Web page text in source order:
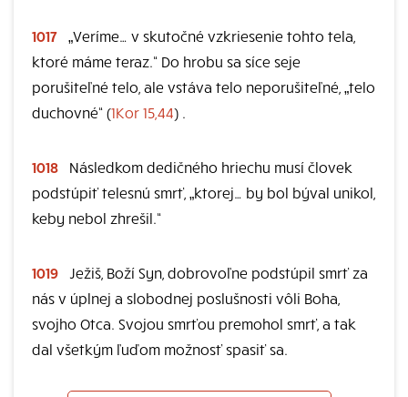
1017
„Veríme… v skutočné vzkriesenie tohto tela,
ktoré máme teraz.“ Do hrobu sa síce seje
porušiteľné telo, ale vstáva telo neporušiteľné, „telo
duchovné“ (1Kor 15,44) .
1018
Následkom dedičného hriechu musí človek
podstúpiť telesnú smrť, „ktorej… by bol býval unikol,
keby nebol zhrešil.“
1019
Ježiš, Boží Syn, dobrovoľne podstúpil smrť za
nás v úplnej a slobodnej poslušnosti vôli Boha,
svojho Otca. Svojou smrťou premohol smrť, a tak
dal všetkým ľuďom možnosť spasiť sa.